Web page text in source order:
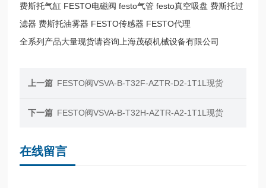
费斯托气缸 FESTO电磁阀 festo气管 festo真空吸盘 费斯托过
滤器 费斯托油雾器 FESTO传感器 FESTO代理
全系列产品大量现货请咨询上海茂硕机械设备有限公司
上一篇 FESTO阀VSVA-B-T32F-AZTR-D2-1T1L现货
下一篇 FESTO阀VSVA-B-T32H-AZTR-A2-1T1L现货
在线留言